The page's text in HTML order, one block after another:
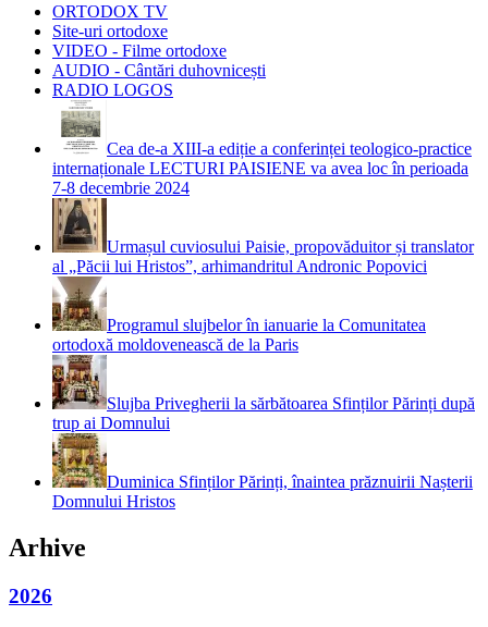
ORTODOX TV
Site-uri ortodoxe
VIDEO - Filme ortodoxe
AUDIO - Cântări duhovnicești
RADIO LOGOS
Cea de-a XIII-a ediție a conferinței teologico-practice
internaționale LECTURI PAISIENE va avea loc în perioada
7-8 decembrie 2024
Urmașul cuviosului Paisie, propovăduitor și translator
al „Păcii lui Hristos”, arhimandritul Andronic Popovici
Programul slujbelor în ianuarie la Comunitatea
ortodoxă moldovenească de la Paris
Slujba Privegherii la sărbătoarea Sfinților Părinți după
trup ai Domnului
Duminica Sfinților Părinți, înaintea prăznuirii Nașterii
Domnului Hristos
Arhive
2026